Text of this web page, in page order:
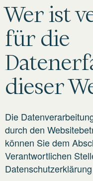
Wer ist
für die
dieser
Die
durch den
können Sie dem
Verantwortlichen